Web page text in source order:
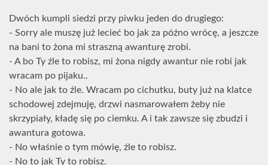
Dwóch kumpli siedzi przy piwku jeden do drugiego:
- Sorry ale muszę już lecieć bo jak za późno wrócę, a jeszcze
na bani to żona mi straszną awanturę zrobi.
- A bo Ty źle to robisz, mi żona nigdy awantur nie robi jak
wracam po pijaku..
- No ale jak to źle. Wracam po cichutku, buty już na klatce
schodowej zdejmuję, drzwi nasmarowałem żeby nie
skrzypiały, kładę się po ciemku. A i tak zawsze się zbudzi i
awantura gotowa.
- No właśnie o tym mówię, źle to robisz.
- No to jak Ty to robisz.